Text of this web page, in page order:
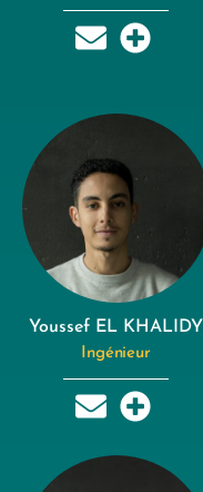
Youssef EL KHALIDY
Ingénieur